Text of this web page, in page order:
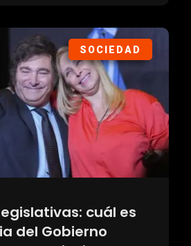
SOCIEDAD
cuál es
del Gobierno